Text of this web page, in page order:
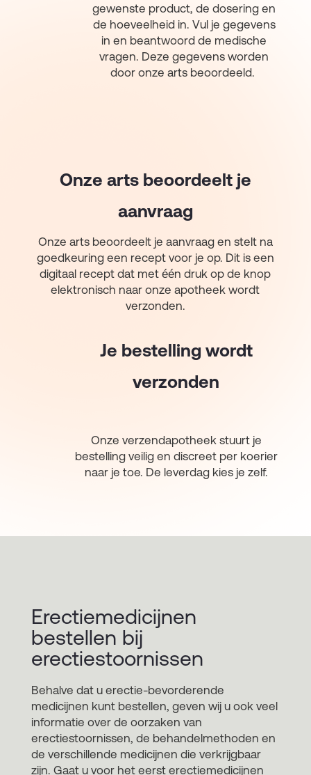
gewenste product, de dosering en
de hoeveelheid in. Vul je gegevens
in en beantwoord de medische
vragen. Deze gegevens worden
door onze arts beoordeeld.
Onze arts beoordeelt je
aanvraag
Onze arts beoordeelt je aanvraag en stelt na
goedkeuring een recept voor je op. Dit is een
digitaal recept dat met één druk op de knop
elektronisch naar onze apotheek wordt
verzonden.
Je bestelling wordt
verzonden
Onze verzendapotheek stuurt je
bestelling veilig en discreet per koerier
naar je toe. De leverdag kies je zelf.
Erectiemedicijnen
bestellen bij
erectiestoornissen
Behalve dat u erectie-bevorderende
medicijnen kunt bestellen, geven wij u ook veel
informatie over de oorzaken van
erectiestoornissen, de behandelmethoden en
de verschillende medicijnen die verkrijgbaar
zijn. Gaat u voor het eerst erectiemedicijnen